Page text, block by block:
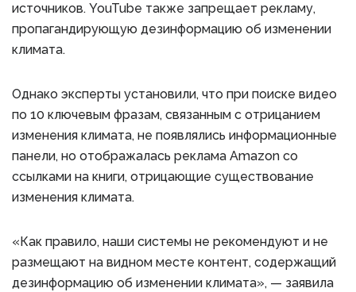
источников. YouTube также запрещает рекламу,
пропагандирующую дезинформацию об изменении
климата.
Однако эксперты установили, что при поиске видео
по 10 ключевым фразам, связанным с отрицанием
изменения климата, не появлялись информационные
панели, но отображалась реклама Amazon со
ссылками на книги, отрицающие существование
изменения климата.
«Как правило, наши системы не рекомендуют и не
размещают на видном месте контент, содержащий
дезинформацию об изменении климата», — заявила